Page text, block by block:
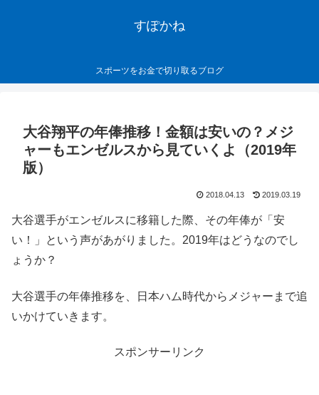
すぽかね
スポーツをお金で切り取るブログ
大谷翔平の年俸推移！金額は安いの？メジ
ャーもエンゼルスから見ていくよ（2019年
版）
2018.04.13 2019.03.19
大谷選手がエンゼルスに移籍した際、その年俸が「安
い！」という声があがりました。2019年はどうなのでし
ょうか？
大谷選手の年俸推移を、日本ハム時代からメジャーまで追
いかけていきます。
スポンサーリンク